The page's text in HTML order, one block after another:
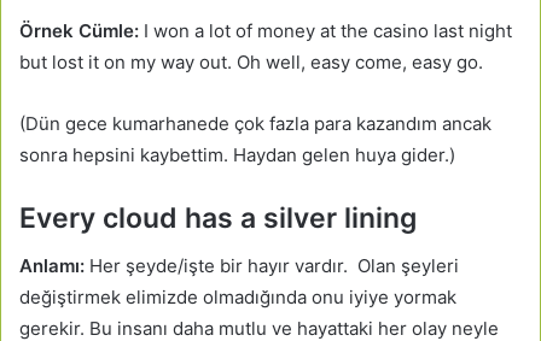
Örnek Cümle: I won a lot of money at the casino last night
but lost it on my way out. Oh well, easy come, easy go.
(Dün gece kumarhanede çok fazla para kazandım ancak
sonra hepsini kaybettim. Haydan gelen huya gider.)
Every cloud has a silver lining
Anlamı: Her şeyde/işte bir hayır vardır. Olan şeyleri
değiştirmek elimizde olmadığında onu iyiye yormak
gerekir. Bu insanı daha mutlu ve hayattaki her olay neyle